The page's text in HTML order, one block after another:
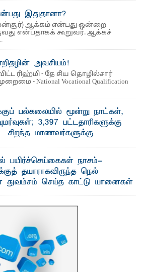
இதுதானா?
ஆக்கம் என்பது ஒன்றை
என்பதாகக் கூறுவர். ஆக்கச்
அவசியம்!
ரிஹ்மி - தே சிய தொழில்சார்
- National Vocational Qualification
பல்கலையில் மூன்று நாட்கள்,
3,397 பட்டதாரிகளுக்கு
சிறந்த மாணவர்களுக்கு
அமைந்துள்ள தென்கிழக்குப்
பொதுப் பட்டமளிப்பு விழா ...
பயிர்ச்செய்கைகள் நாசம்-
தயாராகவிருந்த நெல்
செய்த காட்டு யானைகள்